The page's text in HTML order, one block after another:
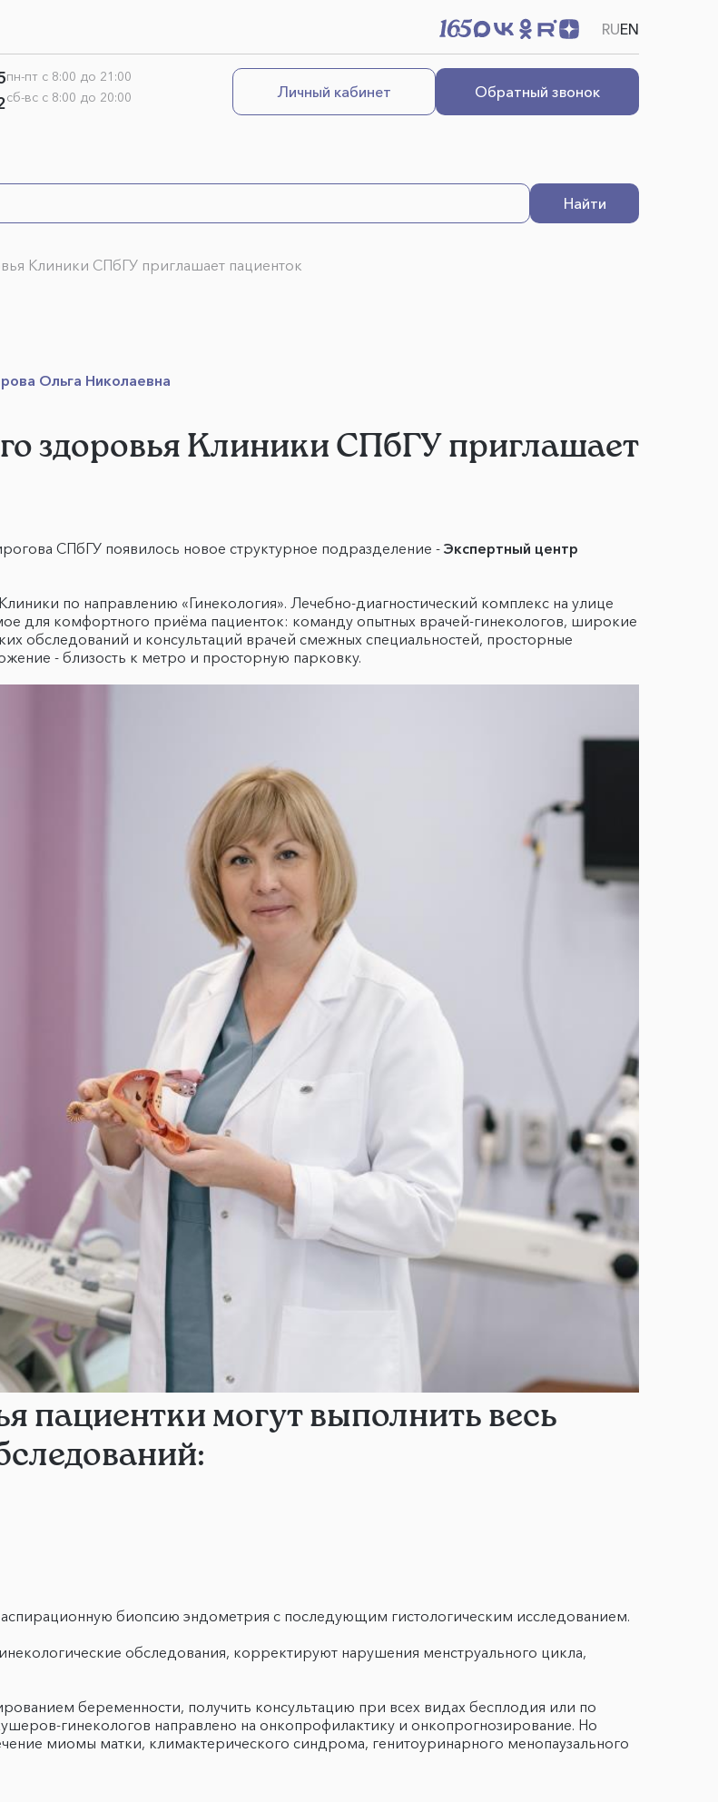
RUEN
пн-пт с 8:00 до 21:00
сб-вс с 8:00 до 20:00
Обратный звонок
Личный кабинет
Найти
Клиники СПбГУ приглашает пациенток
Ольга Николаевна
здоровья Клиники СПбГУ приглашает
СПбГУ появилось новое структурное подразделение - Экспертный центр
по направлению «Гинекология». Лечебно-диагностический комплекс на улице
для комфортного приёма пациенток: команду опытных врачей-гинекологов, широкие
обследований и консультаций врачей смежных специальностей, просторные
- близость к метро и просторную парковку.
пациентки могут выполнить весь
биопсию эндометрия с последующим гистологическим исследованием.
обследования, корректируют нарушения менструального цикла,
беременности, получить консультацию при всех видах бесплодия или по
гинекологов направлено на онкопрофилактику и онкопрогнозирование. Но
миомы матки, климактерического синдрома, генитоуринарного менопаузального